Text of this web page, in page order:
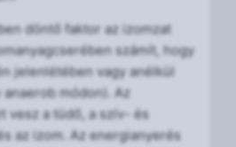
döntő faktor az izomzat
számít, hogy
jelenlétében vagy anélkül
módon). Az
vesz a tüdő, a szív- és
az izom. Az energianyerés